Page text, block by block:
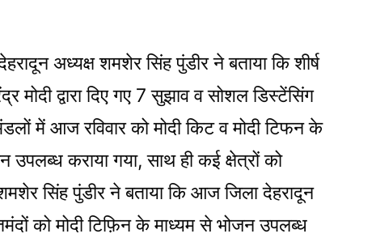
अध्यक्ष शमशेर सिंह पुंडीर ने बताया कि शीर्ष
मोदी द्वारा दिए गए 7 सुझाव व सोशल डिस्टेंसिंग
में आज रविवार को मोदी किट व मोदी टिफन के
कराया गया, साथ ही कई क्षेत्रों को
सिंह पुंडीर ने बताया कि आज जिला देहरादून
को मोदी टिफ़िन के माध्यम से भोजन उपलब्ध